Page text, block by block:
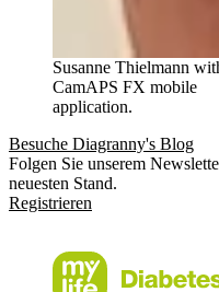
Susanne Thielmann
CamAPS FX mobile
application.
Besuche Diagranny's Blog
Folgen Sie unserem
neuesten Stand.
Registrieren